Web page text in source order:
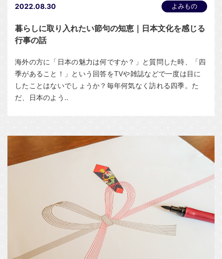
2022.08.30 よみもの
暮らしに取り入れたい節句の知恵｜日本文化を感じる
行事の話
海外の方に「日本の魅力は何ですか？」と質問した時、「四
季があること！」という回答をTVや雑誌などで一度は目に
したことはないでしょうか？毎年何気なく訪れる四季。た
だ、日本のよう‥